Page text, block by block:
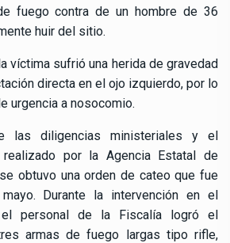
fuego contra de un hombre de 36
huir del sitio.
víctima sufrió una herida de gravedad
directa en el ojo izquierdo, por lo
urgencia a nosocomio.
las diligencias ministeriales y el
por la Agencia Estatal de
obtuvo una orden de cateo que fue
Durante la intervención en el
el personal de la Fiscalía logró el
armas de fuego largas tipo rifle,